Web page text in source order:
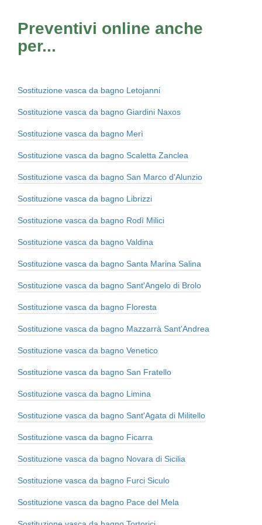
Preventivi online anche
per...
Sostituzione vasca da bagno Letojanni
Sostituzione vasca da bagno Giardini Naxos
Sostituzione vasca da bagno Merì
Sostituzione vasca da bagno Scaletta Zanclea
Sostituzione vasca da bagno San Marco d'Alunzio
Sostituzione vasca da bagno Librizzi
Sostituzione vasca da bagno Rodì Milici
Sostituzione vasca da bagno Valdina
Sostituzione vasca da bagno Santa Marina Salina
Sostituzione vasca da bagno Sant'Angelo di Brolo
Sostituzione vasca da bagno Floresta
Sostituzione vasca da bagno Mazzarrà Sant'Andrea
Sostituzione vasca da bagno Venetico
Sostituzione vasca da bagno San Fratello
Sostituzione vasca da bagno Limina
Sostituzione vasca da bagno Sant'Agata di Militello
Sostituzione vasca da bagno Ficarra
Sostituzione vasca da bagno Novara di Sicilia
Sostituzione vasca da bagno Furci Siculo
Sostituzione vasca da bagno Pace del Mela